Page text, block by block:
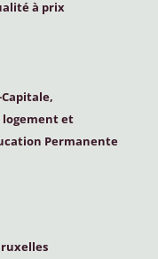
à prix
logement et
Permanente